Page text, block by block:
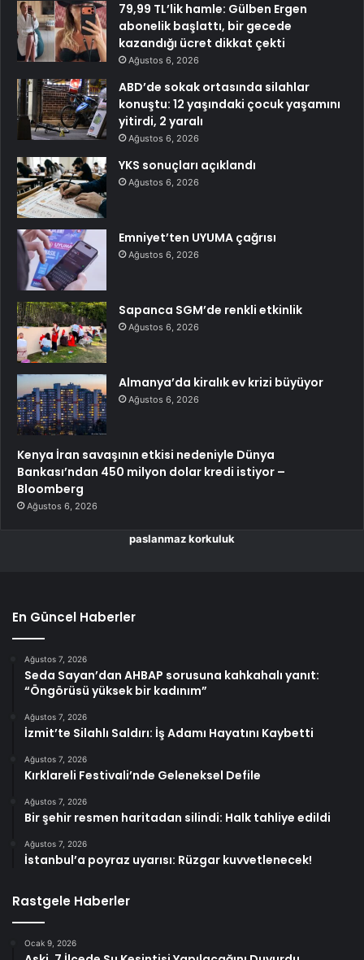
79,99 TL’lik hamle: Gülben Ergen
abonelik başlattı, bir gecede
kazandığı ücret dikkat çekti
Ağustos 6, 2026
ABD’de sokak ortasında silahlar
konuştu: 12 yaşındaki çocuk yaşamını
yitirdi, 2 yaralı
Ağustos 6, 2026
YKS sonuçları açıklandı
Ağustos 6, 2026
Emniyet’ten UYUMA çağrısı
Ağustos 6, 2026
Sapanca SGM’de renkli etkinlik
Ağustos 6, 2026
Almanya’da kiralık ev krizi büyüyor
Ağustos 6, 2026
Kenya İran savaşının etkisi nedeniyle Dünya
Bankası’ndan 450 milyon dolar kredi istiyor –
Bloomberg
Ağustos 6, 2026
paslanmaz korkuluk
En Güncel Haberler
Ağustos 7, 2026
Seda Sayan’dan AHBAP sorusuna kahkahalı yanıt:
“Öngörüsü yüksek bir kadınım”
Ağustos 7, 2026
İzmit’te Silahlı Saldırı: İş Adamı Hayatını Kaybetti
Ağustos 7, 2026
Kırklareli Festivali’nde Geleneksel Defile
Ağustos 7, 2026
Bir şehir resmen haritadan silindi: Halk tahliye edildi
Ağustos 7, 2026
İstanbul’a poyraz uyarısı: Rüzgar kuvvetlenecek!
Rastgele Haberler
Ocak 9, 2026